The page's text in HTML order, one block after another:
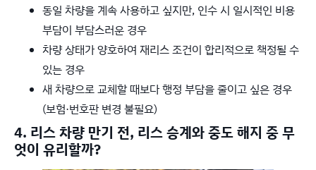
동일 차량을 계속 사용하고 싶지만, 인수 시 일시적인 비용
부담이 부담스러운 경우
차량 상태가 양호하여 재리스 조건이 합리적으로 책정될 수
있는 경우
새 차량으로 교체할 때보다 행정 부담을 줄이고 싶은 경우
(보험·번호판 변경 불필요)
4. 리스 차량 만기 전, 리스 승계와 중도 해지 중 무
엇이 유리할까?